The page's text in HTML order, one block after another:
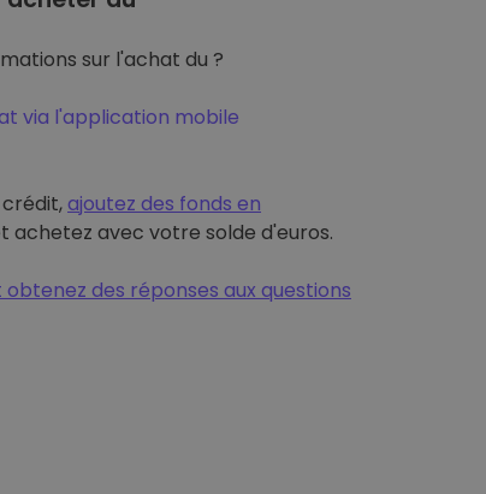
sur l'achat du ?
via l'application mobile
ajoutez des fonds en
achetez avec votre solde d'euros.
des réponses aux questions